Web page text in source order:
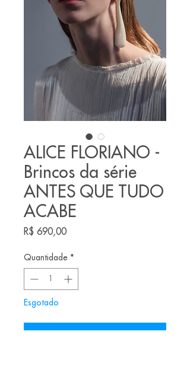
ALICE FLORIANO -
Brincos da série
ANTES QUE TUDO
ACABE
R$ 690,00Preço
Quantidade *
Esgotado